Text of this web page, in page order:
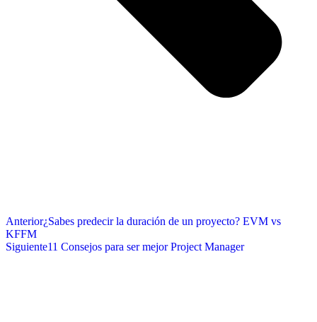
Anterior¿Sabes predecir la duración de un proyecto? EVM vs
KFFM
Siguiente11 Consejos para ser mejor Project Manager